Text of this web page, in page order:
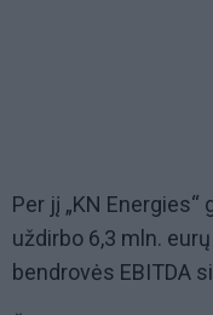
Per jį „KN Energies“
uždirbo 6,3 mln.
bendrovės EBITDA